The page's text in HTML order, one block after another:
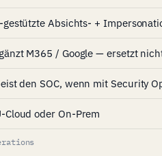
gestützte Absichts- +
M365 / Google — ersetzt
den SOC, wenn mit Security
Cloud oder On-Prem